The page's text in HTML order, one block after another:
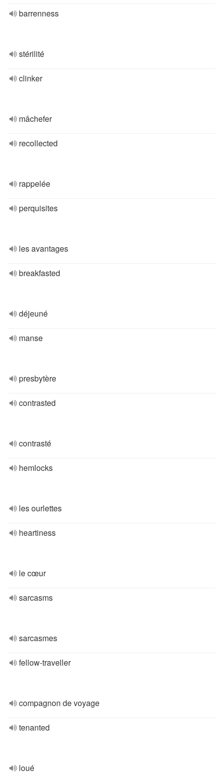
barrenness
stérilité
clinker
mâchefer
recollected
rappelée
perquisites
les avantages
breakfasted
déjeuné
manse
presbytère
contrasted
contrasté
hemlocks
les ourlettes
heartiness
le cœur
sarcasms
sarcasmes
fellow-traveller
compagnon de voyage
tenanted
loué